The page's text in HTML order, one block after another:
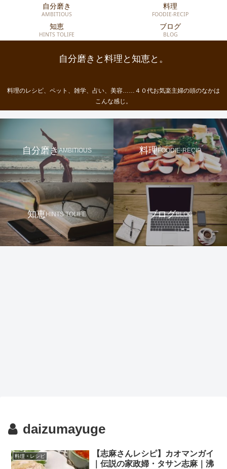
自分磨きと料理と知恵と。
料理のレシピ、ペット、雑学、占い、美容……４０代お気楽主婦の頭のなかは
こんな感じ。
自分磨き
AMBITIOUS
料理
FOODIE-RECIP
知恵
HINTS TOLIFE
ブログ
BLOG
自分磨きAMBITIOUS 料理FOODIE-RECIP
知恵HINTS TOLIFE ブログBLOG
daizumayuge
料理・レシピ
【志麻さんレシピ】カオマンガイ
｜伝説の家政婦・タサン志麻｜沸